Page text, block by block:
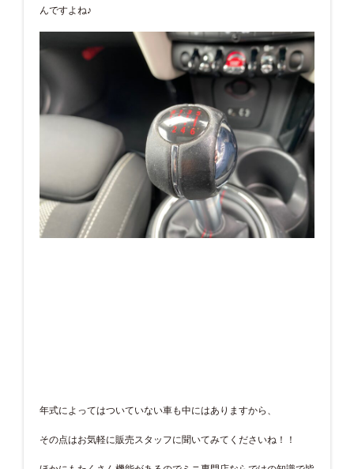
んですよね♪
年式によってはついていない車も中にはありますから、
その点はお気軽に販売スタッフに聞いてみてくださいね！！